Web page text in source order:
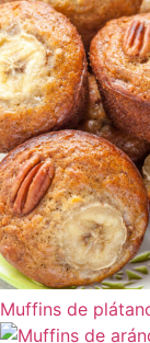
Muffins de